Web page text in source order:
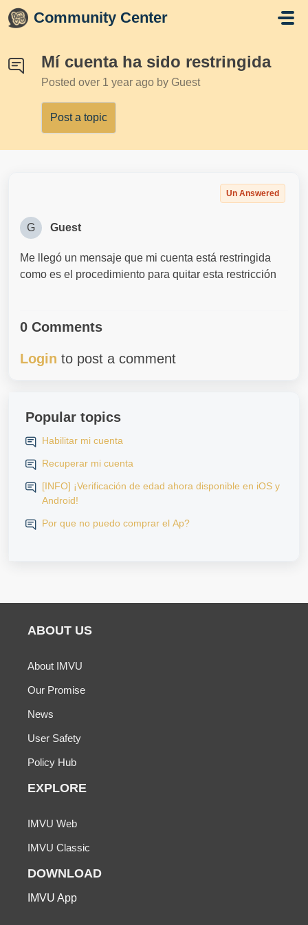
Skip to main content
Community Center
Mí cuenta ha sido restringida
Posted over 1 year ago by Guest
Post a topic
Un Answered
G Guest
Me llegó un mensaje que mi cuenta está restringida
como es el procedimiento para quitar esta restricción
0 Comments
Login to post a comment
Popular topics
Habilitar mi cuenta
Recuperar mi cuenta
[INFO] ¡Verificación de edad ahora disponible en iOS y
Android!
Por que no puedo comprar el Ap?
ABOUT US
About IMVU
Our Promise
News
User Safety
Policy Hub
EXPLORE
IMVU Web
IMVU Classic
DOWNLOAD
IMVU App